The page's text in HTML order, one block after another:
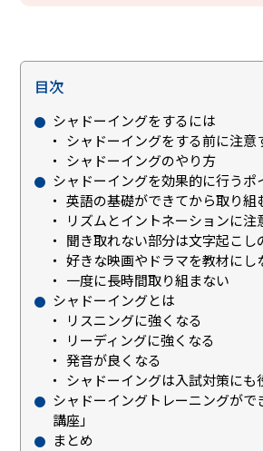
目次
シャドーイングをするには
シャドーイングをする前に注意
シャドーイングのやり方
シャドーイングを効果的に行うポ
英語の基礎ができてから取り組
リズムとイントネーションに注
聞き取れない部分は文字起こし
好きな映画やドラマを教材にし
一度に長時間取り組まない
シャドーイングとは
リスニングに強くなる
リーディングに強くなる
発音が良くなる
シャドーイングは入試対策にも
シャドーイングトレーニングがで
講座」
まとめ